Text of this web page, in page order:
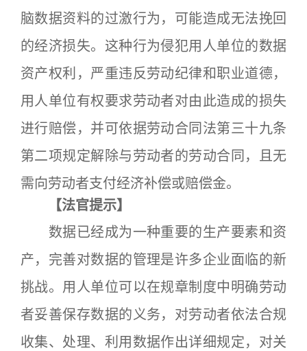
脑数据资料的过激行为，可能造成无法挽回
的经济损失。这种行为侵犯用人单位的数据
资产权利，严重违反劳动纪律和职业道德，
用人单位有权要求劳动者对由此造成的损失
进行赔偿，并可依据劳动合同法第三十九条
第二项规定解除与劳动者的劳动合同，且无
需向劳动者支付经济补偿或赔偿金。
【法官提示】
数据已经成为一种重要的生产要素和资
产，完善对数据的管理是许多企业面临的新
挑战。用人单位可以在规章制度中明确劳动
者妥善保存数据的义务，对劳动者依法合规
收集、处理、利用数据作出详细规定，对关